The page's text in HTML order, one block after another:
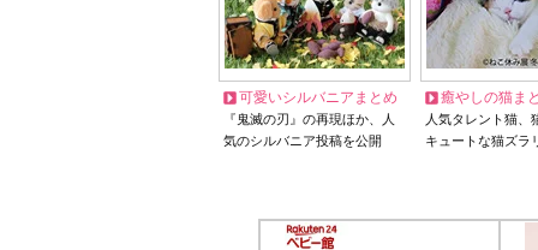
可愛いシルバニアまとめ
『鬼滅の刃』の再現ほか、人
気のシルバニア投稿を公開
癒やしの猫ま
人気タレント猫
キュートな猫ズラ